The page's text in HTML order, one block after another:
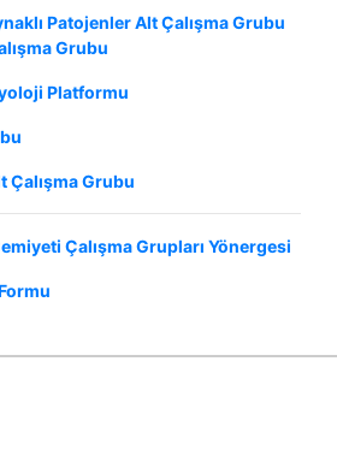
Patojenler Alt Çalışma Grubu
Grubu
Platformu
Çalışma Grubu
Çalışma Grupları Yönergesi